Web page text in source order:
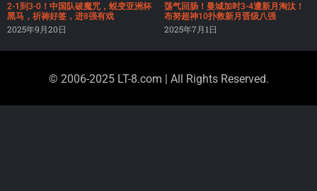
2-1到3-0！中国队破魔咒，蜕变亚洲杯
黑马，祈祷好签，进8强有戏
2025年9月20日
荡气回肠！曼城加时3-4遭新月淘汰！
布努超神10扑救新月晋级八强
2025年7月1日
© 2006-2025 LT-8.com | All Rights Reserved.